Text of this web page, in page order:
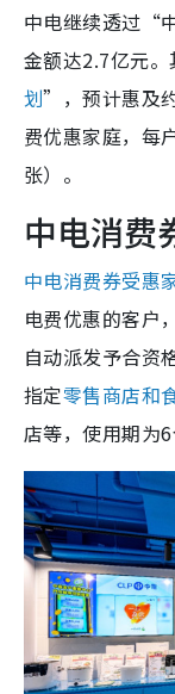
中电继续透过“
金额达2.7亿元
划”，预计惠及
费优惠家庭，每
张）。
中电消费
中电消费券受惠
电费优惠的客户
自动派发予合资
指定零售商店和
店等，使用期为6